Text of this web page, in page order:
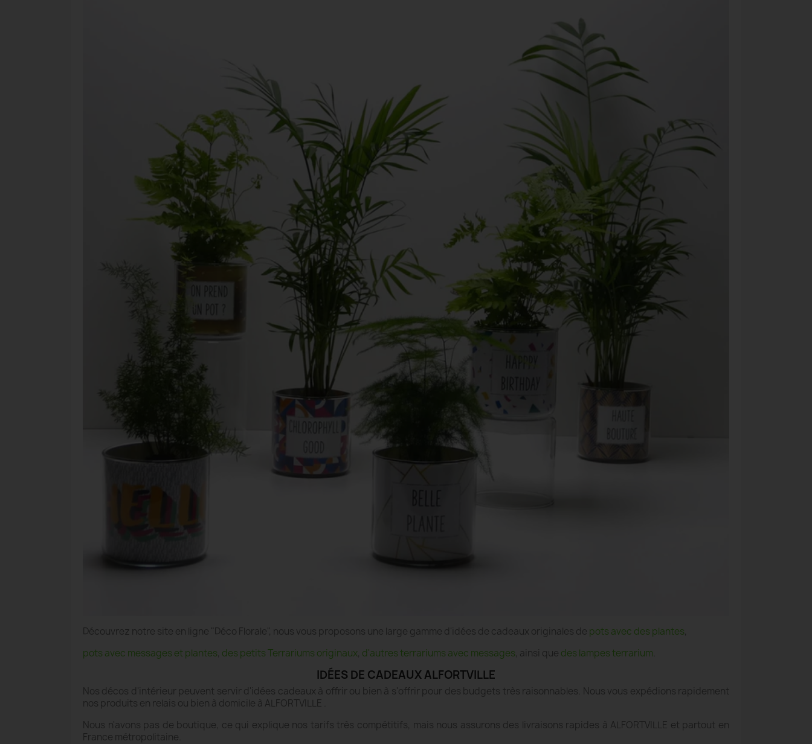
Découvrez notre site en ligne "Déco Florale", nous vous proposons une large gamme d'idées de cadeaux originales de pots avec des plantes,
pots avec messages et plantes, des petits Terrariums originaux, d'autres terrariums avec messages, ainsi que des lampes terrarium
IDÉES DE CADEAUX ALFORTVILLE
Nos décos d'intérieur peuvent servir d'idées cadeaux à offrir ou bien à s'offrir pour des budgets très raisonnables. Nous vous expédions rapidement
nos produits en relais ou bien à domicile à ALFORTVILLE .
Nous n'avons pas de boutique, ce qui explique nos tarifs très compétitifs, mais nous assurons des livraisons rapides à ALFORTVILLE et partout en
France métropolitaine.